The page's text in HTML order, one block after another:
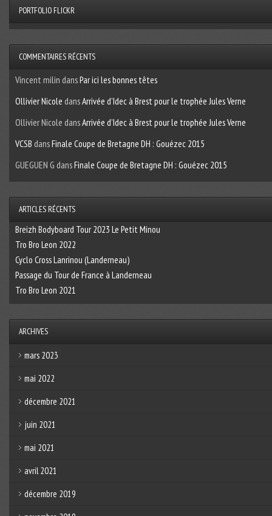
PORTFOLIO FLICKR
COMMENTAIRES RÉCENTS
Vincent milin dansPar ici les bonnes têtes
Ollivier Nicole dansArrivée d’Idec à Brest pour le trophée Jules Verne
Ollivier Nicole dansArrivée d’Idec à Brest pour le trophée Jules Verne
VCSB dansFinale Coupe de Bretagne DH : Gouézec 2015
GUEGUEN G dansFinale Coupe de Bretagne DH : Gouézec 2015
ARTICLES RÉCENTS
Breizh Bodyboard Tour 2023 Le Petit Minou
Tro Bro Leon 2022
Cyclo Cross Lanrinou (Landerneau)
Passage du Tour de France à Landerneau
Tro Bro Leon 2021
ARCHIVES
mars 2023
mai 2022
décembre 2021
juin 2021
mai 2021
avril 2021
décembre 2019